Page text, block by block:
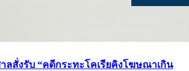
ลสั่งรับ “คดีกระทะโคเรียคิงโฆษณาเกิน